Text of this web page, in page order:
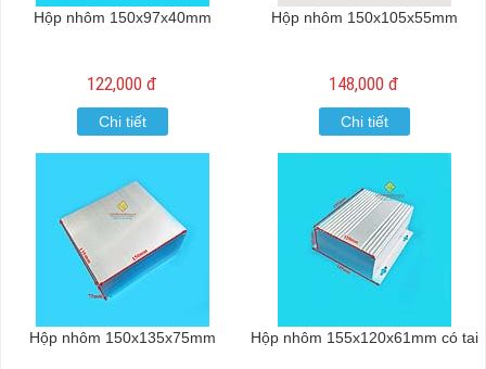
Hộp nhôm 150x97x40mm
122,000 đ
Chi tiết
Hộp nhôm 150x105x55mm
148,000 đ
Chi tiết
Hộp nhôm 150x135x75mm Hộp nhôm 155x120x61mm có tai